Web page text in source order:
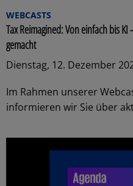
WEBCASTS
Tax Reimagined: Von einfach bis
gemacht
Dienstag, 12. Dezember
Im Rahmen unserer
informieren wir Sie über